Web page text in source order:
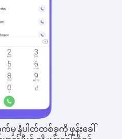
က်မှ နံပါတ်တစ်ခုကို ဖုန်းခေါ်